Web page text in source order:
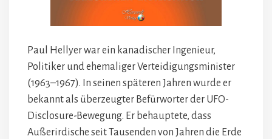
Paul Hellyer war ein kanadischer Ingenieur,
Politiker und ehemaliger Verteidigungsminister
(1963–1967). In seinen späteren Jahren wurde er
bekannt als überzeugter Befürworter der UFO-
Disclosure-Bewegung. Er behauptete, dass
Außerirdische seit Tausenden von Jahren die Erde